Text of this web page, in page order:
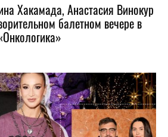
Хакамада, Анастасия Винокур
балетном вечере в